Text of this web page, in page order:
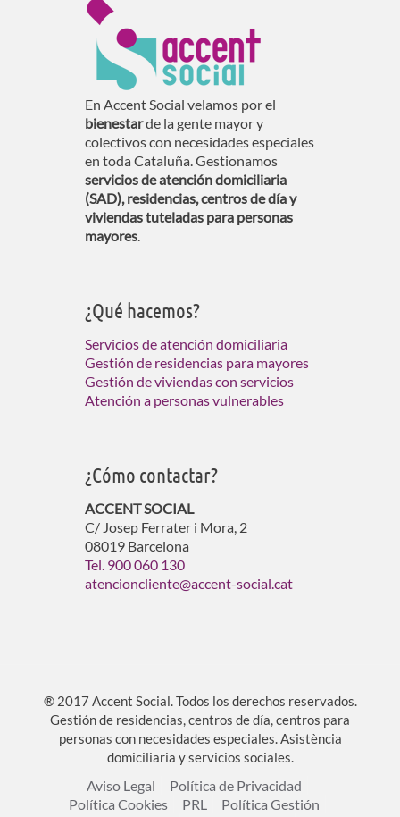
En Accent Social velamos por el
bienestarde la gente mayor y
colectivos con necesidades especiales
en toda Cataluña. Gestionamos
servicios de atención domiciliaria
(SAD), residencias, centros de día y
viviendas tuteladas para personas
mayores.
¿Qué hacemos?
Servicios de atención domiciliaria
Gestión de residencias para mayores
Gestión de viviendas con servicios
Atención a personas vulnerables
¿Cómo contactar?
ACCENT SOCIAL
C/ Josep Ferrater i Mora, 2
08019 Barcelona
Tel. 900 060 130
atencioncliente@accent-social.cat
® 2017 Accent Social. Todos los derechos reservados.
Gestión de residencias, centros de día, centros para
personas con necesidades especiales. Asistència
domiciliaria y servicios sociales.
Aviso Legal
Política de Privacidad
Política Cookies
PRL
Política Gestión